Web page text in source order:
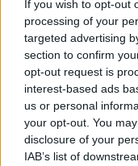
If you wish to opt-out
processing of your
targeted advertising
section to confirm
opt-out request is
interest-based ads
us or personal
your opt-out. You
disclosure of your
IAB’s list of